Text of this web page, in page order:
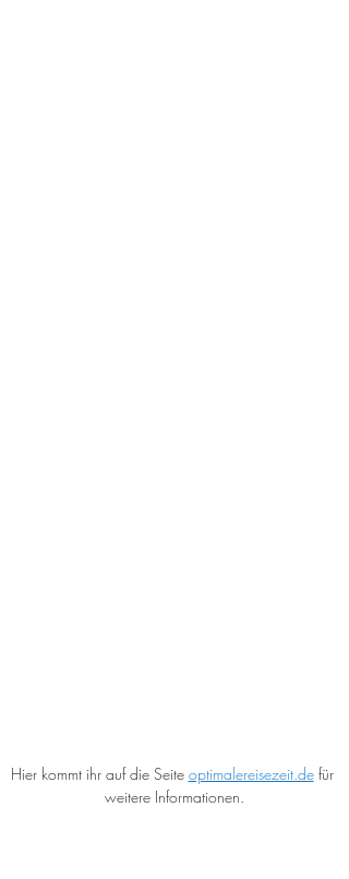
Hier kommt ihr auf die Seite optimalereisezeit.de für
weitere Informationen.